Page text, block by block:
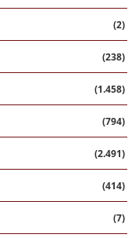
(2)
(238)
(1.458)
(794)
(2.491)
(414)
(7)